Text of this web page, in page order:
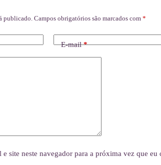
publicado. Campos obrigatórios são marcados com *
E-mail*
site neste navegador para a próxima vez que eu